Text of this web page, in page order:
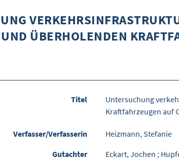
ÜBERHOLENDEN
Titel
Untersuchung
Kraftfahrzeugen auf
Verfasser/Verfasserin
Heizmann, Stefanie
Gutachter
Eckart, Jochen ;